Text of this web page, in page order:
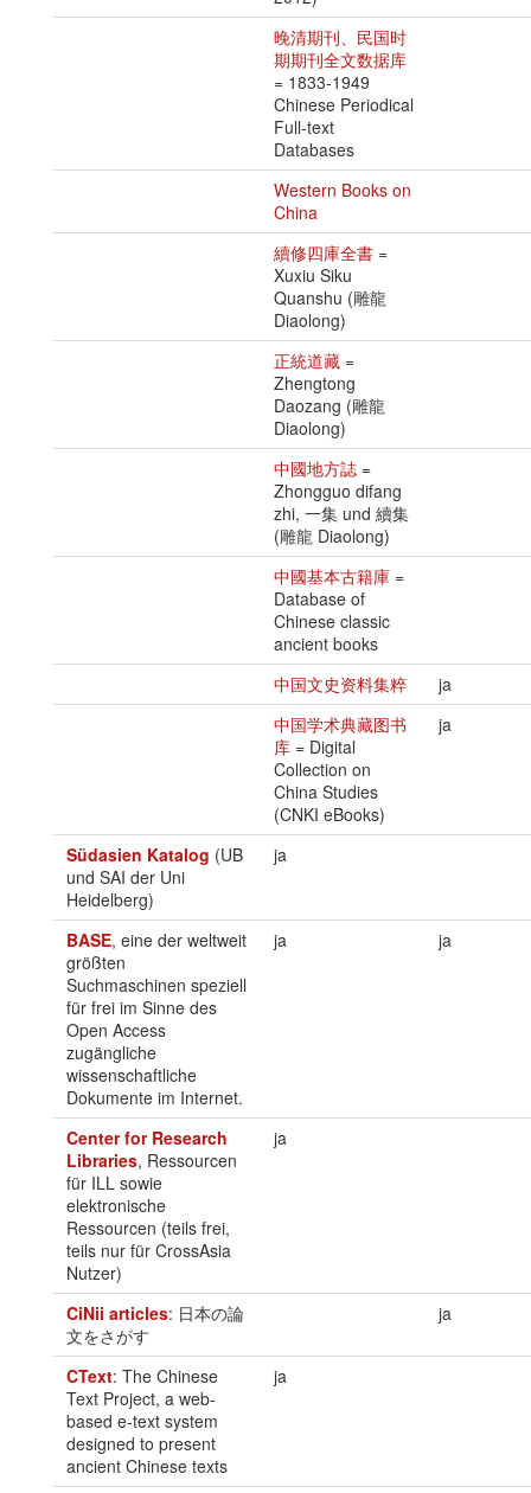
晚清期刊、民国时
期期刊全文数据库
= 1833-1949
Chinese Periodical
Full-text
Databases
Western Books on
China
續修四庫全書=
Xuxiu Siku
Quanshu (雕龍
Diaolong)
正統道藏=
Zhengtong
Daozang (雕龍
Diaolong)
中國地方誌=
Zhongguo difang
zhi, 一集 und 續集
(雕龍 Diaolong)
中國基本古籍庫=
Database of
Chinese classic
ancient books
中国文史资料集粹
ja
中国学术典藏图书
库= Digital
Collection on
China Studies
(CNKI eBooks)
ja
Südasien Katalog (UB
und SAI der Uni
Heidelberg)
ja
BASE, eine der weltweit
größten
Suchmaschinen speziell
für frei im Sinne des
Open Access
zugängliche
wissenschaftliche
Dokumente im Internet.
ja ja
Center for Research
Libraries, Ressourcen
für ILL sowie
elektronische
Ressourcen (teils frei,
teils nur für CrossAsia
Nutzer)
ja
CiNii articles: 日本の論
文をさがす
ja
CText: The Chinese
Text Project, a web-
based e-text system
designed to present
ancient Chinese texts
ja